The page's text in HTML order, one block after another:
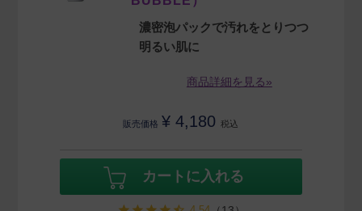
濃密泡パックで汚れをとりつつ
明るい肌に
商品詳細を見る»
販売価格 ¥ 4,180 税込
カートに入れる